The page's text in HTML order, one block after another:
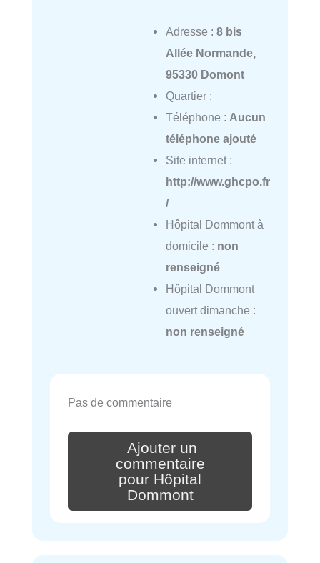
Adresse : 8 bis
Allée Normande,
95330 Domont
Quartier :
Téléphone : Aucun
téléphone ajouté
Site internet :
http://www.ghcpo.fr
/
Hôpital Dommont à
domicile : non
renseigné
Hôpital Dommont
ouvert dimanche :
non renseigné
Pas de commentaire
Ajouter un
commentaire
pour Hôpital
Dommont